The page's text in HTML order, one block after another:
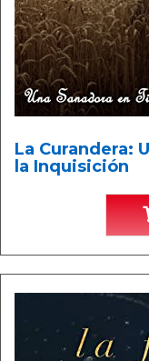
La Curandera:
la Inquisición